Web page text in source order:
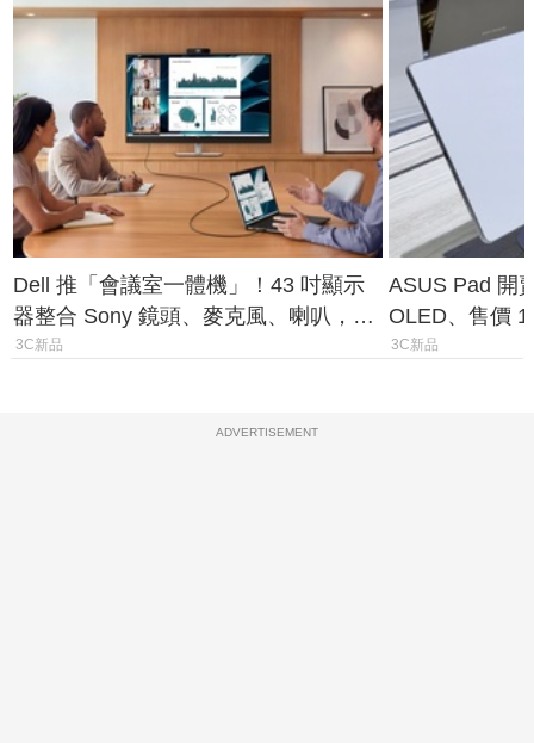
Dell 推「會議室一體機」！43 吋顯示
器整合 Sony 鏡頭、麥克風、喇叭，一
條 USB-C 就能開會
3C新品
ASUS Pad 開
OLED、售價
費最低 0 元入
3C新品
ADVERTISEMENT